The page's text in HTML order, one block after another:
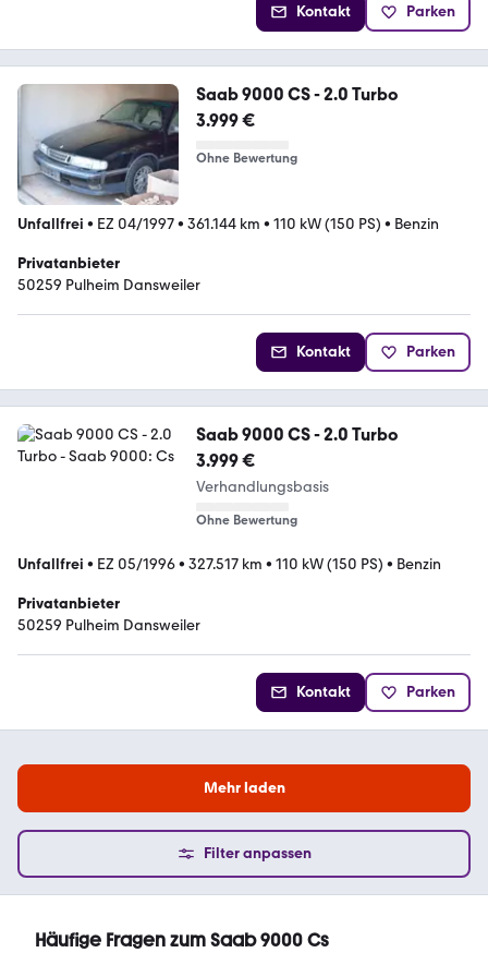
Kontakt Parken
Saab 9000 CS - 2.0 Turbo
3.999 €
Ohne Bewertung
Unfallfrei • EZ 04/1997• 361.144 km • 110 kW (150 PS) • Benzin
Privatanbieter
50259 Pulheim Dansweiler
Kontakt Parken
Saab 9000 CS - 2.0 Turbo
3.999 €
Verhandlungsbasis
Ohne Bewertung
Unfallfrei • EZ 05/1996• 327.517 km • 110 kW (150 PS) • Benzin
Privatanbieter
50259 Pulheim Dansweiler
Kontakt Parken
Mehr laden
Filter anpassen
Häufige Fragen zum Saab 9000 Cs